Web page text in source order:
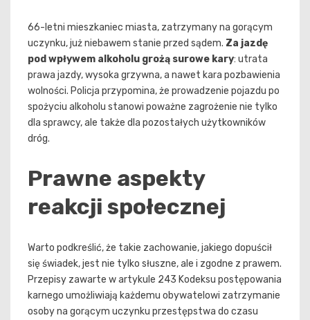
66-letni mieszkaniec miasta, zatrzymany na gorącym
uczynku, już niebawem stanie przed sądem. Za jazdę
pod wpływem alkoholu grożą surowe kary: utrata
prawa jazdy, wysoka grzywna, a nawet kara pozbawienia
wolności. Policja przypomina, że prowadzenie pojazdu po
spożyciu alkoholu stanowi poważne zagrożenie nie tylko
dla sprawcy, ale także dla pozostałych użytkowników
dróg.
Prawne aspekty
reakcji społecznej
Warto podkreślić, że takie zachowanie, jakiego dopuścił
się świadek, jest nie tylko słuszne, ale i zgodne z prawem.
Przepisy zawarte w artykule 243 Kodeksu postępowania
karnego umożliwiają każdemu obywatelowi zatrzymanie
osoby na gorącym uczynku przestępstwa do czasu